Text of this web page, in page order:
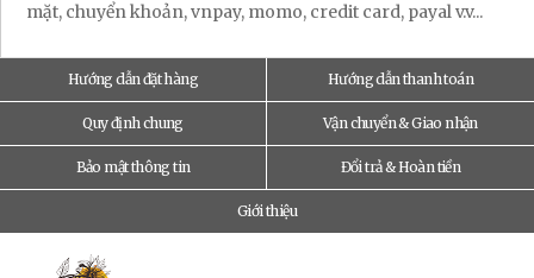
mặt, chuyển khoản, vnpay, momo, credit card, payal v.v...
Hướng dẫn đặt hàng Hướng dẫn thanh toán
Quy định chung Vận chuyển & Giao nhận
Bảo mật thông tin Đổi trả & Hoàn tiền
Giới thiệu